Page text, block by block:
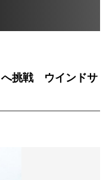
へ挑戦 ウインドサ